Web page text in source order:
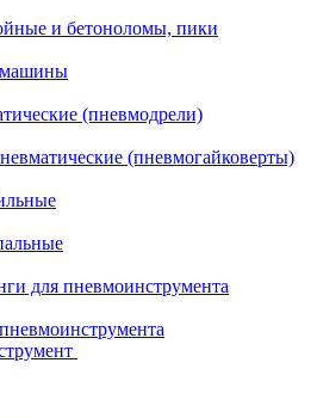
и бетоноломы, пики
(пневмодрели)
(пневмогайковерты)
для пневмоинструмента